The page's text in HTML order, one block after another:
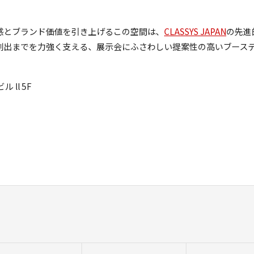
ブランド価値を引き上げるこの空間は、 CLASSYS JAPANの先
までを力強く支える、展示会にふさわしい提案性の高いブース
ル ll 5F